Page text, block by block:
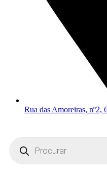
Rua das Amoreiras,
search